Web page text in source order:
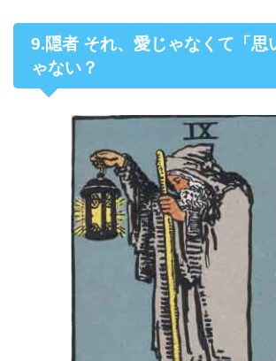
9.隠者 それ、愛じゃなくて「思
ゃない？